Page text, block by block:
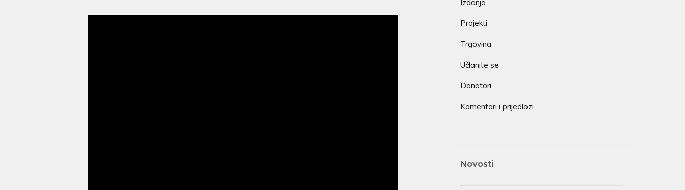
Izdanja
Projekti
Trgovina
Učlanite se
Donatori
Komentari i prijedlozi
Novosti